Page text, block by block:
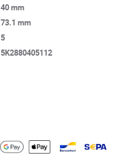
40 mm
73.1 mm
5
5K2880405112